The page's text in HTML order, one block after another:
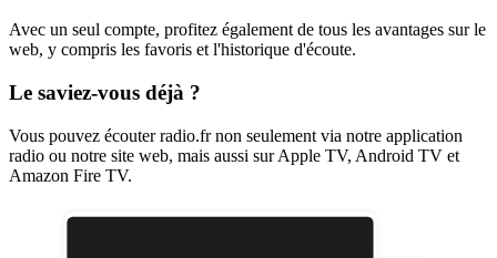
Avec un seul compte, profitez également de tous les avantages sur le
web, y compris les favoris et l'historique d'écoute.
Le saviez-vous déjà ?
Vous pouvez écouter radio.fr non seulement via notre application
radio ou notre site web, mais aussi sur Apple TV, Android TV et
Amazon Fire TV.